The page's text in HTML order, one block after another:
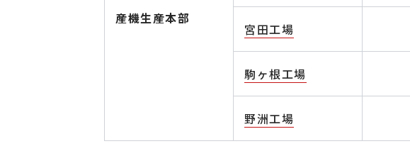
産機生産本部
宮田工場
駒ヶ根工場
野洲工場